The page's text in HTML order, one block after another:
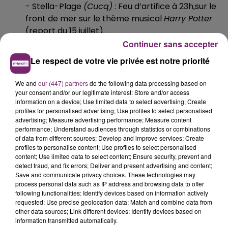
- Stella-Plage (Cucq) : Feu d’artifice à 23h,sur le
front de mer sur le thème musical Harry Potter
(report du 15 juillet).
- Wingles : Feu d’artifice à 23 heures au complexe
sportif Michel-Bernard.
Le respect de votre vie privée est notre priorité
We and our (447) partnersdo the following data processing based on
your consent and/or our legitimate interest: Store and/or access
information on a device; Use limited data to select advertising; Create
profiles for personalised advertising; Use profiles to select personalised
advertising; Measure advertising performance; Measure content
performance; Understand audiences through statistics or combinations
of data from different sources; Develop and improve services; Create
profiles to personalise content; Use profiles to select personalised
content; Use limited data to select content; Ensure security, prevent and
detect fraud, and fix errors; Deliver and present advertising and content;
Save and communicate privacy choices. These technologies may
process personal data such as IP address and browsing data to offer
following functionalities: Identify devices based on information actively
requested; Use precise geolocation data; Match and combine data from
other data sources; Link different devices; Identify devices based on
information transmitted automatically.
Continuer sans accepter